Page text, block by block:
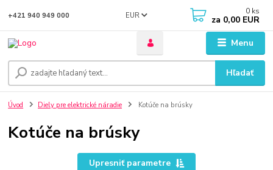
Menu
EUR
Hľadať
+421 940 949 000 0 ks
za 0,00 EUR
Úvod Diely pre elektrické náradie Kotúče na brúsky
Kotúče na brúsky
Upresniť parametre